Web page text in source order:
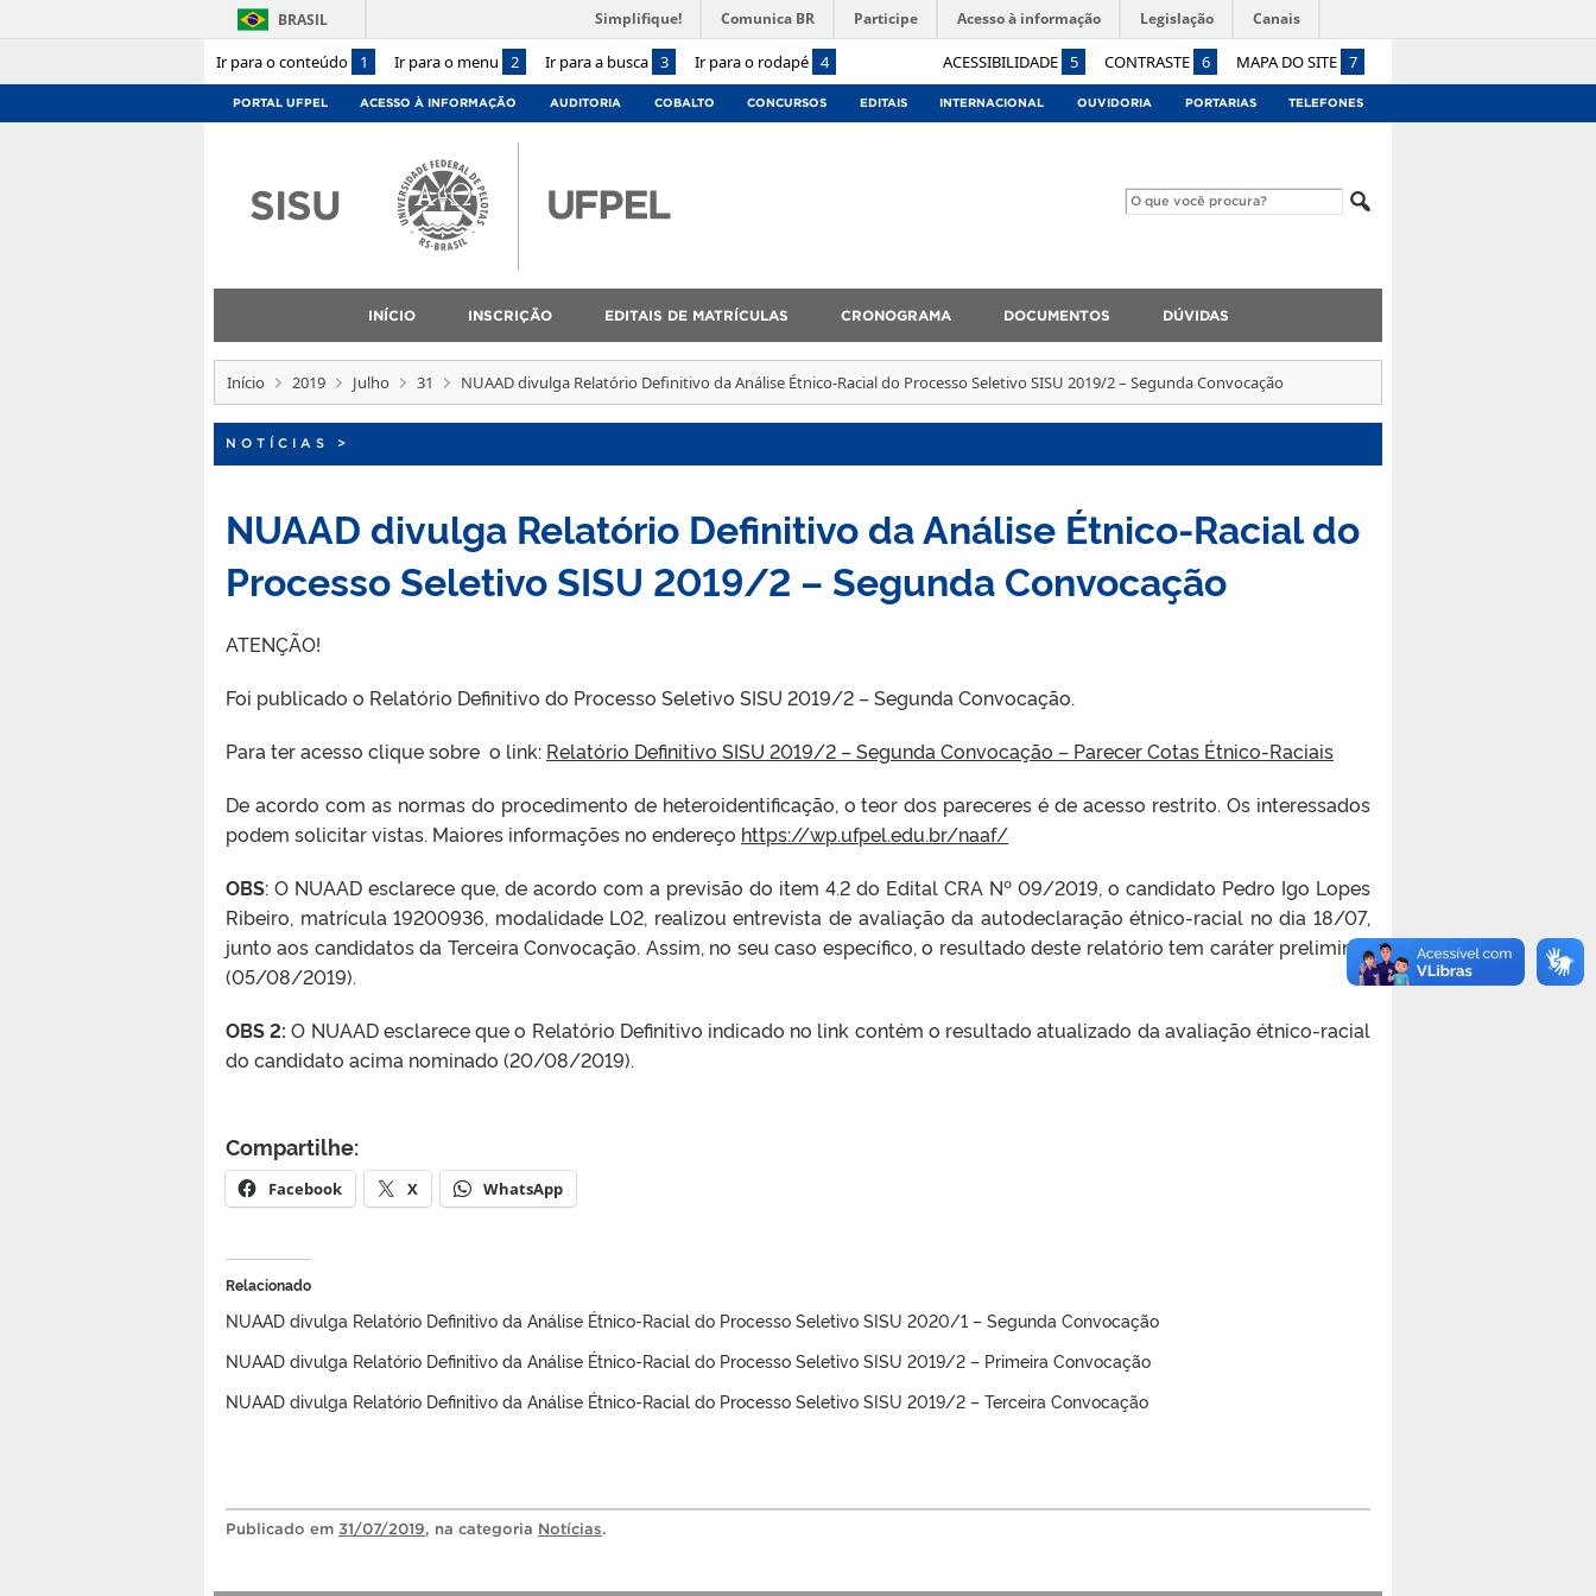
Ir para o conteúdo 1 Ir para o menu 2 Ir para a busca 3 Ir para o rodapé 4 ACESSIBILIDADE 5 CONTRASTE 6 MAPA DO SITE 7
BRASIL Simplifique! Comunica BR Participe Acesso à informação Legislação Canais
PORTAL UFPEL ACESSO À INFORMAÇÃO AUDITORIA COBALTO CONCURSOS EDITAIS INTERNACIONAL OUVIDORIA PORTARIAS TELEFONES
SISU
INÍCIO INSCRIÇÃO EDITAIS DE MATRÍCULAS CRONOGRAMA DOCUMENTOS DÚVIDAS
Início 2019 Julho 31 NUAAD divulga Relatório Definitivo da Análise Étnico-Racial do Processo Seletivo SISU 2019/2 – Segunda Convocação
NOTÍCIAS >
NUAAD divulga Relatório Definitivo da Análise Étnico-Racial do
Processo Seletivo SISU 2019/2 – Segunda Convocação
ATENÇÃO!
Foi publicado o Relatório Definitivo do Processo Seletivo SISU 2019/2 – Segunda Convocação.
Para ter acesso clique sobre o link: Relatório Definitivo SISU 2019/2 – Segunda Convocação – Parecer Cotas Étnico-Raciais
De acordo com as normas do procedimento de heteroidentificação, o teor dos pareceres é de acesso restrito. Os interessados
podem solicitar vistas. Maiores informações no endereço https://wp.ufpel.edu.br/naaf/
OBS: O NUAAD esclarece que, de acordo com a previsão do item 4.2 do Edital CRA Nº 09/2019, o candidato Pedro Igo Lopes
Ribeiro, matrícula 19200936, modalidade L02, realizou entrevista de avaliação da autodeclaração étnico-racial no dia 18/07,
junto aos candidatos da Terceira Convocação. Assim, no seu caso específico, o resultado deste relatório tem caráter preliminar
(05/08/2019).
OBS 2:O NUAAD esclarece que o Relatório Definitivo indicado no link contém o resultado atualizado da avaliação étnico-racial
do candidato acima nominado (20/08/2019).
Compartilhe:
Facebook X WhatsApp
Relacionado
NUAAD divulga Relatório Definitivo da Análise Étnico-Racial do Processo Seletivo SISU 2020/1 – Segunda Convocação
NUAAD divulga Relatório Definitivo da Análise Étnico-Racial do Processo Seletivo SISU 2019/2 – Primeira Convocação
NUAAD divulga Relatório Definitivo da Análise Étnico-Racial do Processo Seletivo SISU 2019/2 – Terceira Convocação
Publicado em 31/07/2019, na categoria Notícias.